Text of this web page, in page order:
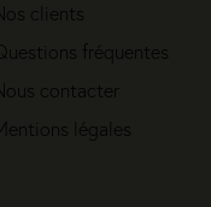
clients
fréquentes
contacter
légales